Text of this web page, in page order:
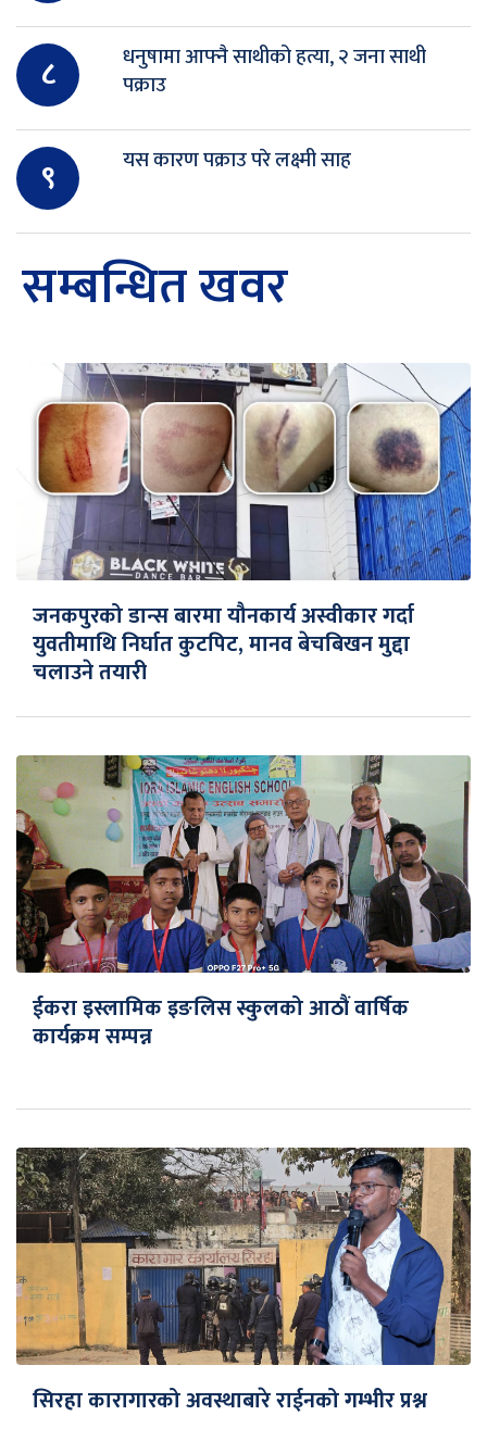
८
धनुषामा आफ्नै साथीको हत्या, २ जना साथी
पक्राउ
९ यस कारण पक्राउ परे लक्ष्मी साह
सम्बन्धित खवर
जनकपुरको डान्स बारमा यौनकार्य अस्वीकार गर्दा
युवतीमाथि निर्घात कुटपिट, मानव बेचबिखन मुद्दा
चलाउने तयारी
ईकरा इस्लामिक इङलिस स्कुलको आठौं वार्षिक
कार्यक्रम सम्पन्न
सिरहा कारागारको अवस्थाबारे राईनको गम्भीर प्रश्न